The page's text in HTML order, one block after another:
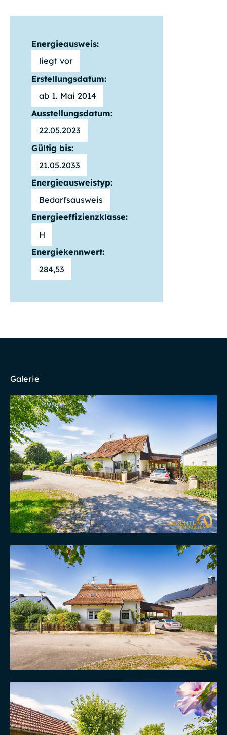
Energieausweis:
liegt vor
Erstellungsdatum:
ab 1. Mai 2014
Ausstellungsdatum:
22.05.2023
Gültig bis:
21.05.2033
Energieausweistyp:
Bedarfsausweis
Energieeffizienzklasse:
H
Energiekennwert:
284,53
Galerie